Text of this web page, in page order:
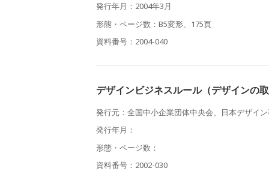
発行年月：2004年3月
形態・ページ数：B5変形、175頁
資料番号：2004-040
デザインビジネスルール（デザインの
発行元：全国中小企業団体中央会、日本デザイ
発行年月：
形態・ページ数：
資料番号：2002-030